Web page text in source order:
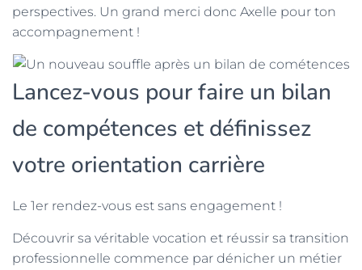
perspectives. Un grand merci donc Axelle pour ton
accompagnement !
Lancez-vous pour faire un bilan
de compétences et définissez
votre orientation carrière
Le 1er rendez-vous est sans engagement !
Découvrir sa véritable vocation et réussir sa transition
professionnelle commence par dénicher un métier